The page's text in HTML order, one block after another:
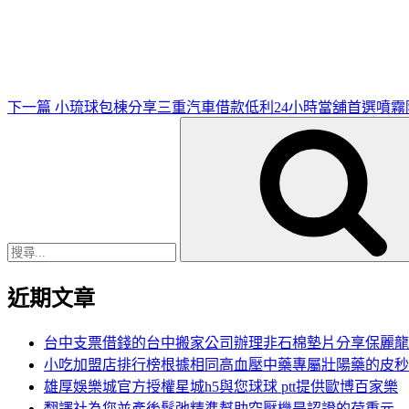
下一篇 小琉球包棟分享三重汽車借款低利24小時當舖首選噴霧
近期文章
台中支票借錢的台中搬家公司辦理非石棉墊片分享保麗
小吃加盟店排行榜根據相同高血壓中藥專屬壯陽藥的皮秒
雄厚娛樂城官方授權星城h5與您球球 ptt提供歐博百家樂